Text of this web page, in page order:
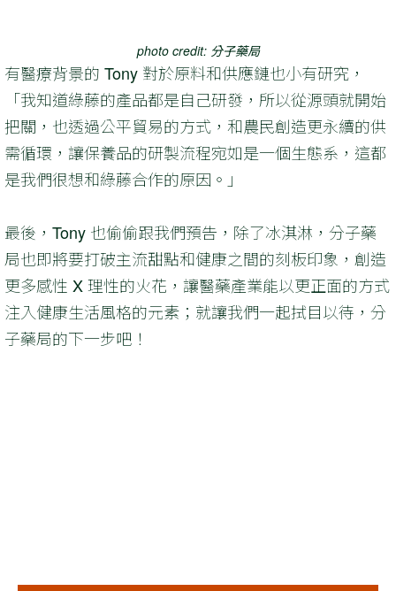
photo credit: 分子藥局
有醫療背景的 Tony 對於原料和供應鏈也小有研究，
「我知道綠藤的產品都是自己研發，所以從源頭就開始
把關，也透過公平貿易的方式，和農民創造更永續的供
需循環，讓保養品的研製流程宛如是一個生態系，這都
是我們很想和綠藤合作的原因。」
最後，Tony 也偷偷跟我們預告，除了冰淇淋，分子藥
局也即將要打破主流甜點和健康之間的刻板印象，創造
更多感性 X 理性的火花，讓醫藥產業能以更正面的方式
注入健康生活風格的元素；就讓我們一起拭目以待，分
子藥局的下一步吧！